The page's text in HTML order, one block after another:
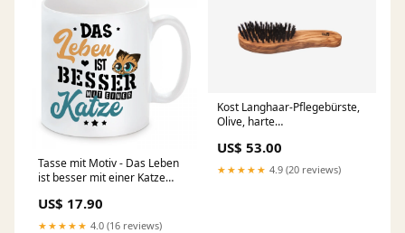
Tasse mit Motiv - Das Leben
ist besser mit einer Katze
US$ 17.90
★★★★★ 4.0 (16 reviews)
Kost Langhaar-Pflegebürste,
Olive, harte
braun Babyspielwaren
US$ 53.00
★★★★★ 4.9 (20 reviews)